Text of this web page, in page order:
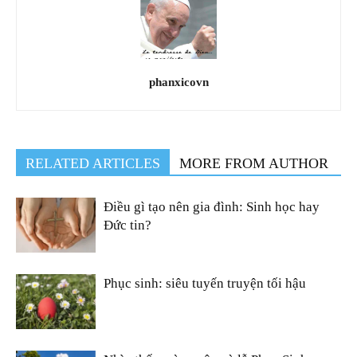
phanxicovn
RELATED ARTICLES MORE FROM AUTHOR
Điều gì tạo nên gia đình: Sinh học hay
Đức tin?
Phục sinh: siêu tuyến truyện tối hậu